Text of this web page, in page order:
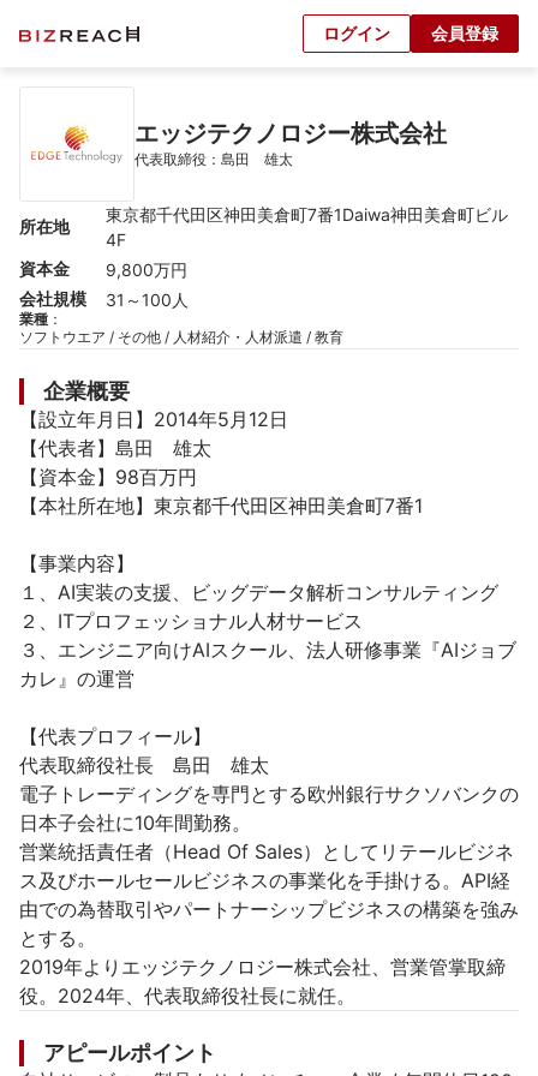
ログイン 会員登録
エッジテクノロジー株式会社
代表取締役：島田　雄太
所在地
東京都千代田区神田美倉町7番1Daiwa神田美倉町ビル
4F
資本金
9,800万円
会社規模
31～100人
業種 ：
ソフトウエア / その他 / 人材紹介・人材派遣 / 教育
企業概要
【設立年月日】2014年5月12日
【代表者】島田　雄太
【資本金】98百万円
【本社所在地】東京都千代田区神田美倉町7番1
【事業内容】
１、AI実装の⽀援、ビッグデータ解析コンサルティング
２、ITプロフェッショナル⼈材サービス
３、エンジニア向けAIスクール、法⼈研修事業『AIジョブ
カレ』の運営
【代表プロフィール】
代表取締役社長　島田　雄太
電子トレーディングを専門とする欧州銀行サクソバンクの
日本子会社に10年間勤務。
営業統括責任者（Head Of Sales）としてリテールビジネ
ス及びホールセールビジネスの事業化を手掛ける。API経
由での為替取引やパートナーシップビジネスの構築を強み
とする。
2019年よりエッジテクノロジー株式会社、営業管掌取締
役。2024年、代表取締役社長に就任。
アピールポイント